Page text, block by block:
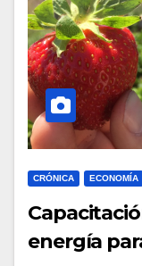
CRÓNICA ECONOMÍA
energía